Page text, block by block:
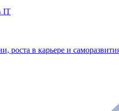
IT
роста в карьере и